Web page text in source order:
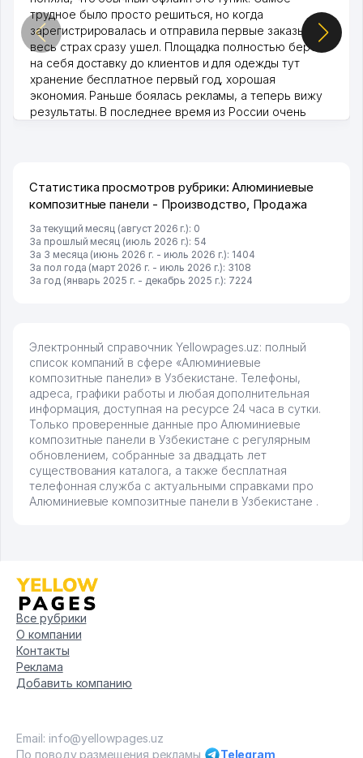
трудное было просто решиться, но когда
зарегистрировалась и отправила первые заказы,
весь страх сразу ушел. Площадка полностью берет
на себя доставку до клиентов и для одежды тут
хранение бесплатное первый год, хорошая
экономия. Раньше боялась рекламы, а теперь вижу
результаты. В последнее время из России очень
Статистика просмотров рубрики: Алюминиевые
композитные панели - Производство, Продажа
За текущий месяц (август 2026 г.): 0
За прошлый месяц (июль 2026 г.): 54
За 3 месяца (июнь 2026 г. - июль 2026 г.): 1404
За пол года (март 2026 г. - июль 2026 г.): 3108
За год (январь 2025 г. - декабрь 2025 г.): 7224
Электронный справочник Yellowpages.uz: полный
список компаний в сфере «Алюминиевые
композитные панели» в Узбекистане. Телефоны,
адреса, графики работы и любая дополнительная
информация, доступная на ресурсе 24 часа в сутки.
Только проверенные данные про Алюминиевые
композитные панели в Узбекистане с регулярным
обновлением, собранные за двадцать лет
существования каталога, а также бесплатная
телефонная служба с актуальными справками про
Алюминиевые композитные панели в Узбекистане .
Все рубрики
О компании
Контакты
Реклама
Добавить компанию
Email: info@yellowpages.uz
По поводу размещения рекламы
Telegram